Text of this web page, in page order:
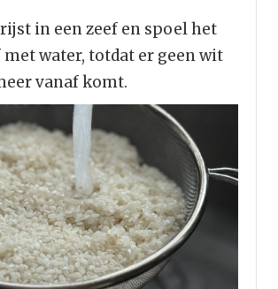
in een zeef en spoel het
met water, totdat er geen wit
vanaf komt.